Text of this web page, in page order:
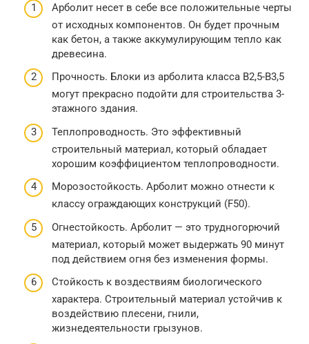
Арболит несет в себе все положительные черты
от исходных компонентов. Он будет прочным
как бетон, а также аккумулирующим тепло как
древесина.
Прочность. Блоки из арболита класса В2,5-B3,5
могут прекрасно подойти для строительства 3-
этажного здания.
Теплопроводность. Это эффективный
строительный материал, который обладает
хорошим коэффициентом теплопроводности.
Морозостойкость. Арболит можно отнести к
классу ограждающих конструкций (F50).
Огнестойкость. Арболит — это трудногорючий
материал, который может выдержать 90 минут
под действием огня без изменения формы.
Стойкость к воздествиям биологического
характера. Строительный материал устойчив к
воздействию плесени, гнили,
жизнедеятельности грызунов.